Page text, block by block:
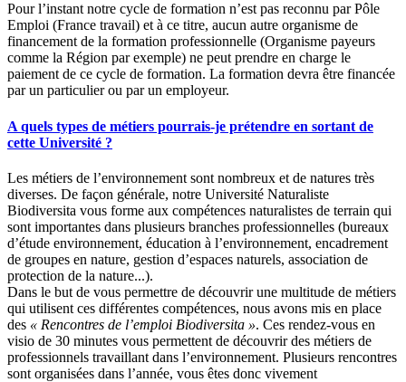
Pour l’instant notre cycle de formation n’est pas reconnu par Pôle
Emploi (France travail) et à ce titre, aucun autre organisme de
financement de la formation professionnelle (Organisme payeurs
comme la Région par exemple) ne peut prendre en charge le
paiement de ce cycle de formation. La formation devra être financée
par un particulier ou par un employeur.
A quels types de métiers pourrais-je prétendre en sortant de
cette Université ?
Les métiers de l’environnement sont nombreux et de natures très
diverses. De façon générale, notre Université Naturaliste
Biodiversita vous forme aux compétences naturalistes de terrain qui
sont importantes dans plusieurs branches professionnelles (bureaux
d’étude environnement, éducation à l’environnement, encadrement
de groupes en nature, gestion d’espaces naturels, association de
protection de la nature...).
Dans le but de vous permettre de découvrir une multitude de métiers
qui utilisent ces différentes compétences, nous avons mis en place
des « Rencontres de l’emploi Biodiversita ». Ces rendez-vous en
visio de 30 minutes vous permettent de découvrir des métiers de
professionnels travaillant dans l’environnement. Plusieurs rencontres
sont organisées dans l’année, vous êtes donc vivement